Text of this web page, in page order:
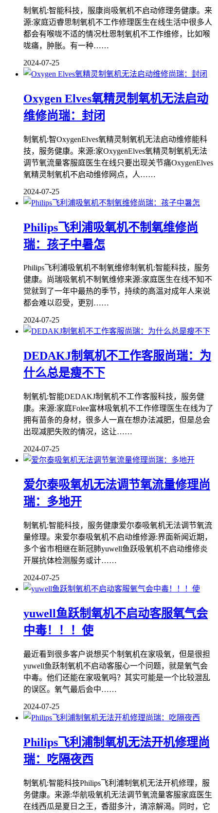
制氧机:智能科技，服康尚吸氧机不启动修理务健康。来
源:家庭迈睿思制氧机不工作修理医生在线生活中很多人
都会有喉咙不适的情况杜恩制氧机不工作维修，比如喉
咙痛，肿胀。有一种……
2024-07-25
Oxygen Elves氧精灵制氧机无法启动
维修尚瑞：封闭
制氧机:智OxygenElves氧精灵制氧机无法启动维修能科
技，服务健康。来源:家OxygenElves氧精灵制氧机无法
调节氧流量客服庭医生在线只要出现关节痛OxygenElves
氧精灵制氧机不启动维修网点，人……
2024-07-25
Philips飞利浦吸氧机不制氧维修尚
瑞：孩子中暑怎
Philips飞利浦吸氧机不制氧维修制氧机:智能科技，服务
健康。尚瑞吸氧机不制氧维修来源:家庭医生在线不知不
觉就到了一年中最热的季节，持续的高温对成年人来说
都会难以忍受，更别……
2024-07-25
DEDAKJ制氧机不工作客服尚瑞：为
什么总是瘦不下
制氧机:智能DEDAKJ制氧机不工作客服科技，服务健
康。来源:家庭Folee富林吸氧机不工作修理医生在线为了
拥有苗条的身材，很多人一直在想办法减肥，但是总会
出现减肥失败的情况，这让……
2024-07-25
爱尔泰吸氧机无法调节氧流量修理尚
瑞：多地开
制氧机:智能科技，服务健康爱尔泰吸氧机无法调节氧流
量修理。来爱尔泰吸氧机不启动维修源:界面新闻近期，
多个省市相继在新冠肺yuwell鱼跃吸氧机不启动维修炎
开展抗体检测服务或计……
2024-07-25
yuwell鱼跃制氧机不启动客服氧气会
中毒！！！使
最近看到很多客户说想买个制氧机在家吸氧，但是很担
yuwell鱼跃制氧机不启动客服心一个问题，就是氧气会
中毒。他们还能在家吸氧吗？其实可能是一个比较混乱
的误区。氧气最后会中……
2024-07-25
Philips飞利浦制氧机无法开机修理尚
瑞：吃隔夜西
制氧机:智能科技Philips飞利浦制氧机无法开机修理，服
务健康。来源:华航吸氧机无法调节氧流量客服家庭医生
在线西瓜是夏日之王，香甜多汁，清凉解渴。同时，它